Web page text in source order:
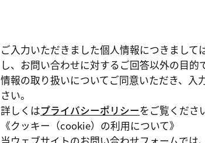
ご入力いただきました個人情報につきまして
し、お問い合わせに対するご回答以外の目的
情報の取り扱いについてご同意いただき、入
さい。
詳しくはプライバシーポリシーをご覧くださ
《クッキー（cookie）の利用について》